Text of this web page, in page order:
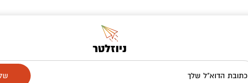
ניוזלטר
כתובת הדוא"ל שלך